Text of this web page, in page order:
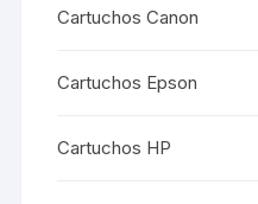
Cartuchos Canon
Cartuchos Epson
Cartuchos HP